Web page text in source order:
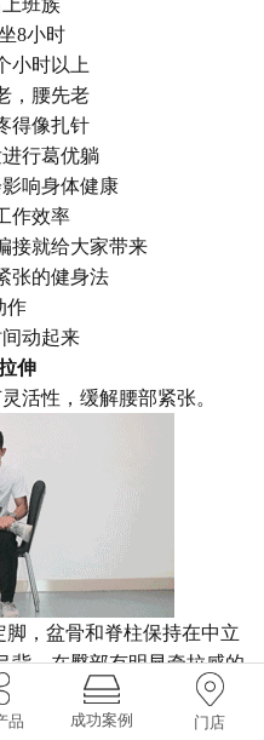
8小时
小时以上
，腰先老
得像扎针
行葛优躺
响身体健康
作效率
接就给大家带来
张的健身法
作
间动起来
伸
活性，缓解腰部紧张。
，盆骨和脊柱保持在中立
背，在臀部有明显牵拉感的
完成3-5次。
展
品 成功案例 门店